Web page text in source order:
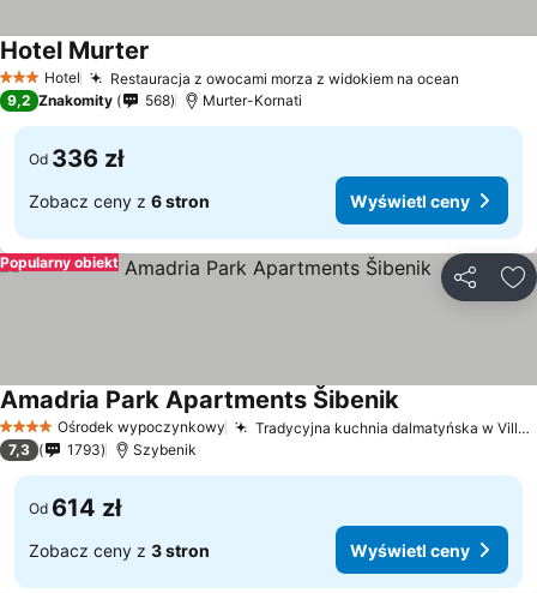
3 Kategoria
Hotel Restauracja z owocami morza z widokiem na ocean
Hotel Murter
9,2 Znakomity 568 Murter-Kornati
Od 336 zł
Zobacz ceny z 6 stron Wyświetl ceny
Popularny obiekt
4 KategoriaOśrodek wypoczynkowy Tradycyjna kuchnia dalmatyńska w Villa Kornati
Amadria Park Apartments Šibenik
7,3 1793 Szybenik
Od 614 zł
Zobacz ceny z 3 stron Wyświetl ceny